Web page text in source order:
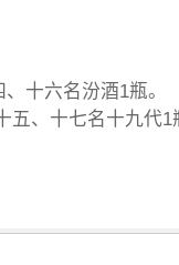
十六名汾酒1瓶。
五、十七名十九代1